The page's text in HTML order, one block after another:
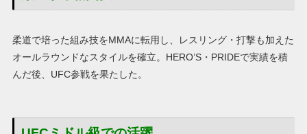
柔道で培った組み技をMMAに転用し、レスリング・打撃も加えた
オールラウンドなスタイルを確立。HERO’S・PRIDEで実績を積
んだ後、UFC参戦を果たした。